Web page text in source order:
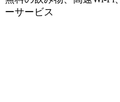
ーサービス